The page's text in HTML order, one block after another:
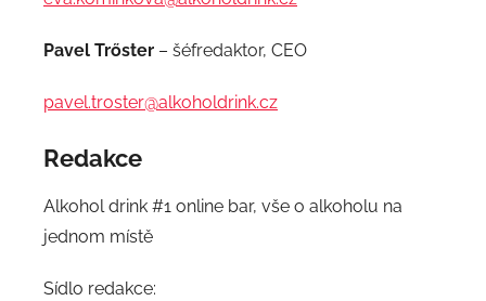
Pavel Trőster – šéfredaktor, CEO
pavel.troster@alkoholdrink.cz
Redakce
Alkohol drink #1 online bar, vše o alkoholu na
jednom místě
Sídlo redakce: